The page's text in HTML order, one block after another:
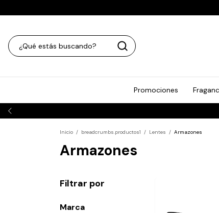
Promociones
Inicio / breadcrumbs.productos1 / Lentes / Armazones
Armazones
Filtrar por
Marca